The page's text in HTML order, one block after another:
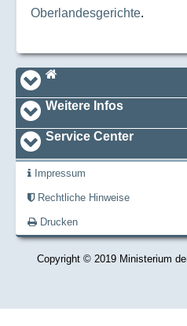
Oberlandesgerichte.
Navi_footer
Startseite
Weitere Infos
Service Center
Impressum
Rechtliche Hinweise
Drucken
Copyright © 2019 Ministerium